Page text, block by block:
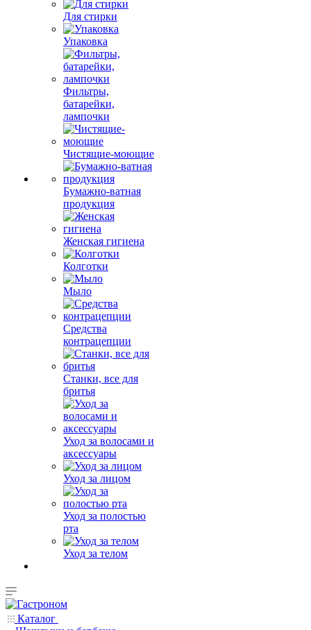
Для стирки
Упаковка
Фильтры,
батарейки,
лампочки
Чистящие-моющие
Бумажно-ватная
продукция
Женская гигиена
Колготки
Мыло
Средства
контрацепции
Станки, все для
бритья
Уход за волосами и
аксессуары
Уход за лицом
Уход за полостью
рта
Уход за телом
Каталог